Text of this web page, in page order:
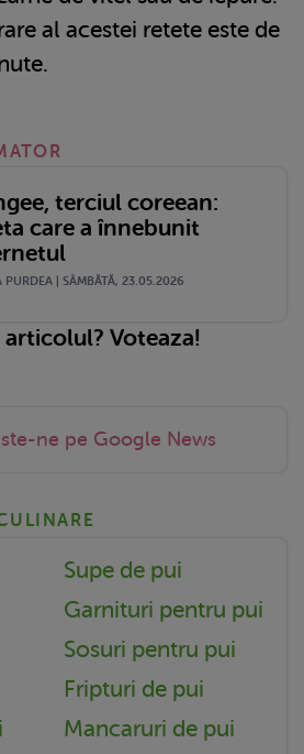
al acestei retete este de
terciul coreean:
care a înnebunit
PURDEA | SÂMBĂTĂ, 23.05.2026
articolul? Voteaza!
ne pe Google News
Supe de pui
Garnituri pentru pui
Sosuri pentru pui
Fripturi de pui
Mancaruri de pui